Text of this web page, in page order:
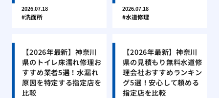
2026.07.18
洗面所
2026.07.18
水道修理
【2026年最新】神奈川
県のトイレ床濡れ修理お
すすめ業者5選！水漏れ
原因を特定する指定店を
比較
【2026年最新】神奈川
県の見積もり無料水道修
理会社おすすめランキン
グ5選！安心して頼める
指定店を比較